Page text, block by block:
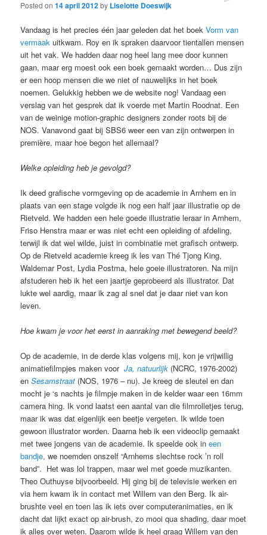
Posted on14 april 2012by Liselotte Doeswijk
Vandaag is het precies één jaar geleden dat het boekVorm van
vermaak uitkwam. Roy en ik spraken daarvoor tientallen mensen
uit het vak. We hadden daar nog heel lang mee door kunnen
gaan, maar erg moest ook een boek gemaakt worden… Dus zijn
er een hoop mensen die we niet of nauwelijks in het boek
noemen. Gelukkig hebben we de website nog! Vandaag een
verslag van het gesprek dat ik voerde met Martin Roodnat. Een
van de weinige motion-graphic designers zonder roots bij de
NOS. Vanavond gaat bij SBS6 weer een van zijn ontwerpen in
première, maar hoe begon het allemaal?
Welke opleiding heb je gevolgd?
Ik deed grafische vormgeving op de academie in Arnhem en in
plaats van een stage volgde ik nog een half jaar illustratie op de
Rietveld. We hadden een hele goede illustratie leraar in Arnhem,
Friso Henstra maar er was niet echt een opleiding of afdeling,
terwijl ik dat wel wilde, juist in combinatie met grafisch ontwerp.
Op de Rietveld academie kreeg ik les van Thé Tjong King,
Waldemar Post, Lydia Postma, hele goeie illustratoren. Na mijn
afstuderen heb ik het een jaartje geprobeerd als illustrator. Dat
lukte wel aardig, maar ik zag al snel dat je daar niet van kon
leven.
Hoe kwam je voor het eerst in aanraking met bewegend beeld?
Op de academie, in de derde klas volgens mij, kon je vrijwillig
animatiefilmpjes maken voorJa, natuurlijk (NCRC, 1976-2002)
enSesamstraat (NOS, 1976 – nu). Je kreeg de sleutel en dan
mocht je ‘s nachts je filmpje maken in de kelder waar een 16mm
camera hing. Ik vond laatst een aantal van die filmrolletjes terug,
maar ik was dat eigenlijk een beetje vergeten. Ik wilde toen
gewoon illustrator worden. Daarna heb ik een videoclip gemaakt
met twee jongens van de academie. Ik speelde ook ineen
bandje, we noemden onszelf “Arnhems slechtse rock ’n roll
band”. Het was lol trappen, maar wel met goede muzikanten.
Theo Outhuyse bijvoorbeeld. Hij ging bij de televisie werken en
via hem kwam ik in contact met Willem van den Berg. Ik air-
brushte veel en toen las ik iets over computeranimaties, en ik
dacht dat lijkt exact op air-brush, zo mooi qua shading, daar moet
ik alles over weten. Daarom wilde ik heel graag Willem van den